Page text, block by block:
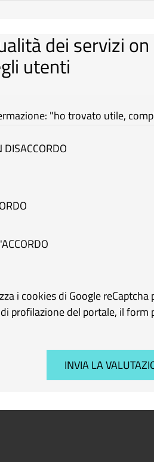
dei servizi
utenti
"ho trovato utile,
i cookies di Google
profilazione del portale, il